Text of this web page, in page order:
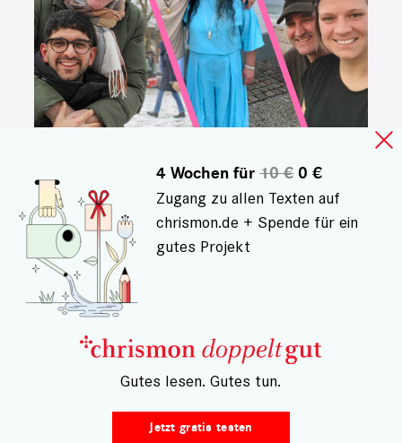
PAARE MIT ALTERSUNTERSCHIED
Wie klappt es mit der
Liebe, wenn einer viel
Ali, Cordula und Chris haben sich
in wesentlich ältere Menschen
verliebt. Was macht ihre
Beziehungen besonders? Und wie
gehen sie mit Ablehnung um?
4 Wochen für10 €0 €
Zugang zu allen Texten auf
chrismon.de + Spende für ein
gutes Projekt
– Gutes lesen. Gutes tun.
Jetzt gratis testen